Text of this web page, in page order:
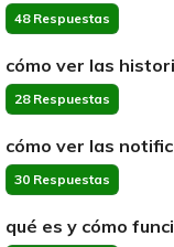
48 Respuestas
cómo ver las
28 Respuestas
cómo ver las
30 Respuestas
qué es y cómo